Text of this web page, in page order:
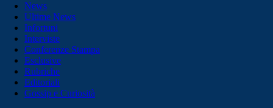
News
Ultime News
Infortuni
Interviste
Conferenze Stampa
Esclusive
Rubriche
Editoriali
Gossip e Curiosità